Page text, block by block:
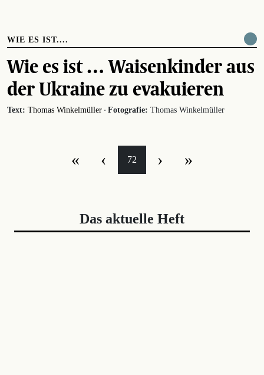
WIE ES IST....
Wie es ist … Waisenkinder aus
der Ukraine zu evakuieren
Text: Thomas Winkelmüller · Fotografie: Thomas Winkelmüller
« ‹ 72 › »
Das aktuelle Heft